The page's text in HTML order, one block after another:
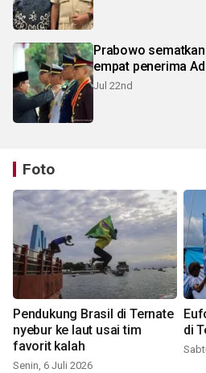
Prabowo
empat penerima
Jul 22nd
Foto
Pendukung Brasil di Ternate
nyebur ke laut usai tim
favorit kalah
Senin, 6 Juli 2026
di